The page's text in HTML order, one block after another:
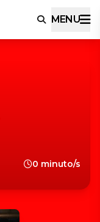
MENU
0 minuto/s